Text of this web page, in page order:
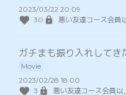
2023/03/22 20:09
30
悪い友達コース会員
ガチまも振り入れしてき
Movie
2023/02/28 18:00
3
悪い友達コース会員以